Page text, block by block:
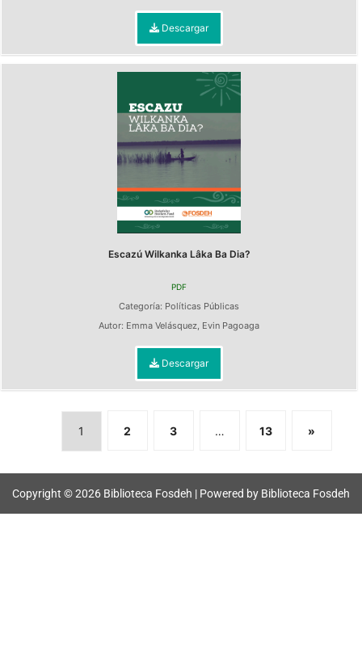
Descargar
Escazú Wilkanka Lâka Ba Dia?
PDF
Categoría: Políticas Públicas
Autor: Emma Velásquez, Evin Pagoaga
Descargar
1 2 3 … 13 »
Copyright © 2026 Biblioteca Fosdeh | Powered by Biblioteca Fosdeh